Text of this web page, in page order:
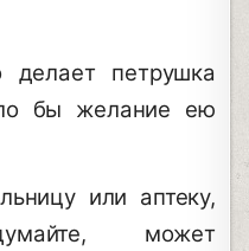
делает петрушка
бы желание ею
или аптеку,
может